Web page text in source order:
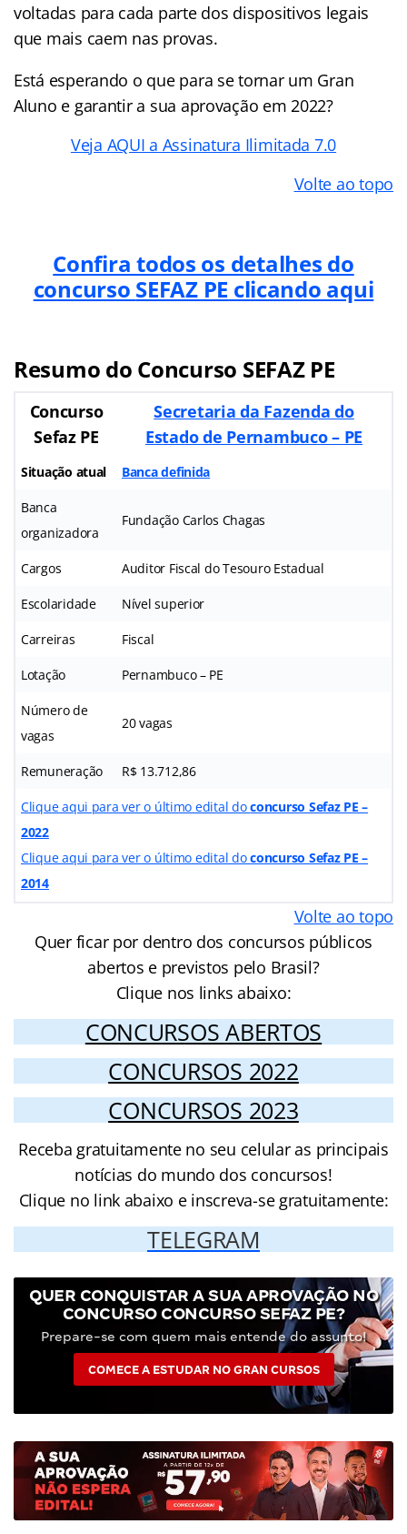
voltadas para cada parte dos dispositivos legais
que mais caem nas provas.
Está esperando o que para se tornar um Gran
Aluno e garantir a sua aprovação em 2022?
Veja AQUI a Assinatura Ilimitada 7.0
Volte ao topo
Confira todos os detalhes do
concurso SEFAZ PE clicando aqui
Resumo do Concurso SEFAZ PE
Concurso
Sefaz PE
Secretaria da Fazenda do
Estado de Pernambuco – PE
Situação atual Banca definida
Banca
organizadora
Fundação Carlos Chagas
Cargos Auditor Fiscal do Tesouro Estadual
Escolaridade Nível superior
Carreiras Fiscal
Lotação Pernambuco – PE
Número de
vagas
20 vagas
Remuneração R$ 13.712,86
Clique aqui para ver o último edital doconcurso Sefaz PE –
2022
Clique aqui para ver o último edital doconcurso Sefaz PE –
2014
Volte ao topo
Quer ficar por dentro dos concursos públicos
abertos e previstos pelo Brasil?
Clique nos links abaixo:
CONCURSOS ABERTOS
CONCURSOS 2022
CONCURSOS 2023
Receba gratuitamente no seu celular as principais
notícias do mundo dos concursos!
Clique no link abaixo e inscreva-se gratuitamente:
TELEGRAM
QUER CONQUISTAR A SUA APROVAÇÃO NO
CONCURSO CONCURSO SEFAZ PE?
Prepare-se com quem mais entende do assunto!
COMECE A ESTUDAR NO GRAN CURSOS